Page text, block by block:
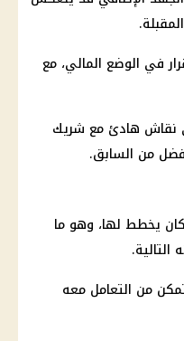
في الوضع المالي، مع
نقاش هادئ مع شريك
من السابق.
يخطط لها، وهو ما
من التعامل معه